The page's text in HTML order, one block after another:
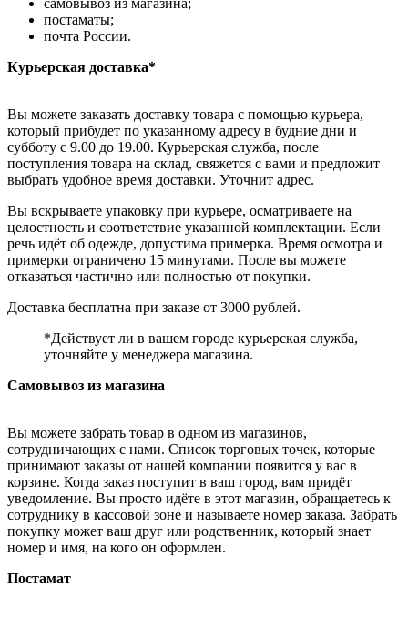
самовывоз из магазина;
постаматы;
почта России.
Курьерская доставка*
Вы можете заказать доставку товара с помощью курьера,
который прибудет по указанному адресу в будние дни и
субботу с 9.00 до 19.00. Курьерская служба, после
поступления товара на склад, свяжется с вами и предложит
выбрать удобное время доставки. Уточнит адрес.
Вы вскрываете упаковку при курьере, осматриваете на
целостность и соответствие указанной комплектации. Если
речь идёт об одежде, допустима примерка. Время осмотра и
примерки ограничено 15 минутами. После вы можете
отказаться частично или полностью от покупки.
Доставка бесплатна при заказе от 3000 рублей.
*Действует ли в вашем городе курьерская служба,
уточняйте у менеджера магазина.
Самовывоз из магазина
Вы можете забрать товар в одном из магазинов,
сотрудничающих с нами. Список торговых точек, которые
принимают заказы от нашей компании появится у вас в
корзине. Когда заказ поступит в ваш город, вам придёт
уведомление. Вы просто идёте в этот магазин, обращаетесь к
сотруднику в кассовой зоне и называете номер заказа. Забрать
покупку может ваш друг или родственник, который знает
номер и имя, на кого он оформлен.
Постамат